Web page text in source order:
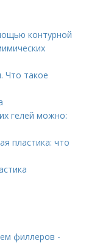
контурной
Что такое
гелей можно:
пластика: что
филлеров -